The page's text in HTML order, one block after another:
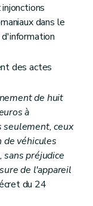
dans le
des actes
de huit
à
seulement, ceux
de véhicules
sans préjudice
de l'appareil
du 24